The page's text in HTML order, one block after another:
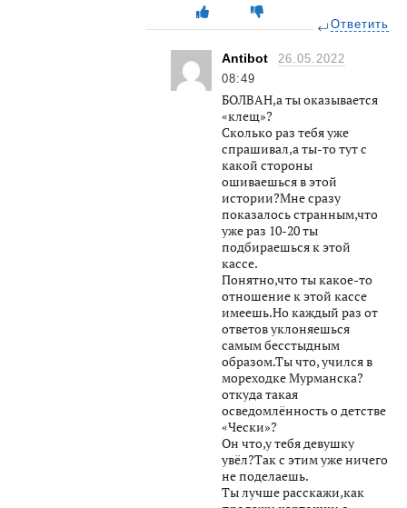
Ответить
Antibot
26.05.2022
08:49
БОЛВАН,а ты оказывается
«клещ»?
Сколько раз тебя уже
спрашивал,а ты-то тут с
какой стороны
ошиваешься в этой
истории?Мне сразу
показалось странным,что
уже раз 10-20 ты
подбираешься к этой
кассе.
Понятно,что ты какое-то
отношение к этой кассе
имеешь.Но каждый раз от
ответов уклоняешься
самым бесстыдным
образом.Ты что, учился в
мореходке Мурманска?
откуда такая
осведомлённость о детстве
«Чески»?
Он что,у тебя девушку
увёл?Так с этим уже ничего
не поделаешь.
Ты лучше расскажи,как